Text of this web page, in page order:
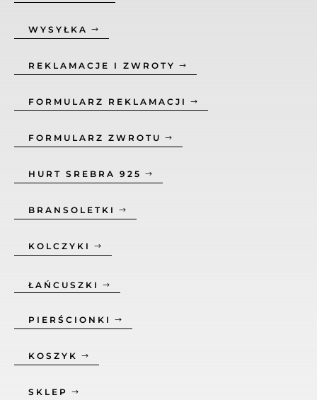
WYSYŁKA
REKLAMACJE I ZWROTY
FORMULARZ REKLAMACJI
FORMULARZ ZWROTU
HURT SREBRA 925
BRANSOLETKI
KOLCZYKI
ŁAŃCUSZKI
PIERŚCIONKI
KOSZYK
SKLEP